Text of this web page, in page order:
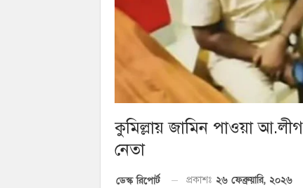
কুমিল্লায় জামিন পাওয়া
নেতা
ডেস্ক রিপোর্ট প্রকাশঃ ২৬ ফেব্রুয়ারি, ২০২৬